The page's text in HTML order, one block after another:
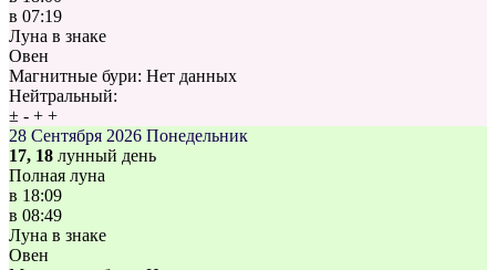
в 07:19
Луна в знаке
Овен
Магнитные бури: Нет данных
Нейтральный:
± - + +
28 Сентября 2026 Понедельник
17, 18 лунный день
Полная луна
в 18:09
в 08:49
Луна в знаке
Овен